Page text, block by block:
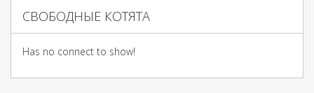
СВОБОДНЫЕ КОТЯТА
Has no connect to show!